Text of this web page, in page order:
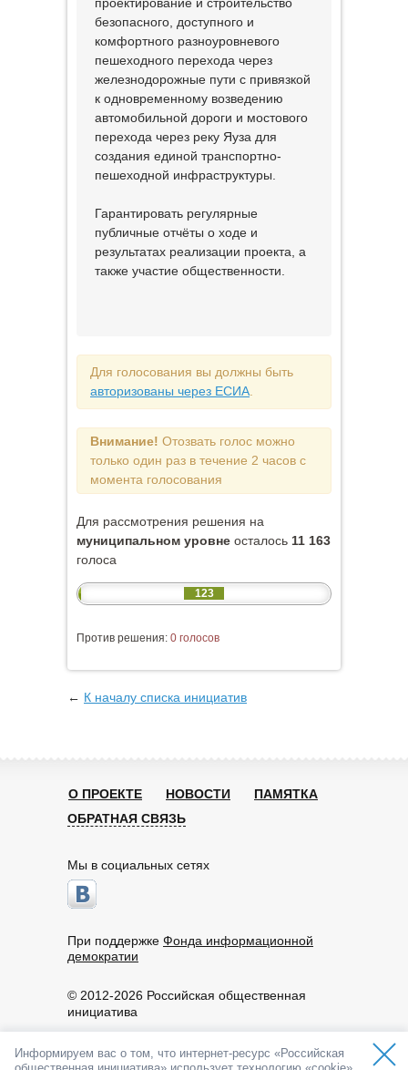
безопасного, доступного и
комфортного разноуровневого
пешеходного перехода через
железнодорожные пути с привязкой
к одновременному возведению
автомобильной дороги и мостового
перехода через реку Яуза для
создания единой транспортно-
пешеходной инфраструктуры.
Гарантировать регулярные
публичные отчёты о ходе и
результатах реализации проекта, а
также участие общественности.
Для голосования вы должны быть
авторизованы через ЕСИА
Внимание! Отозвать голос можно
только один раз в течение 2 часов с
момента голосования
Для рассмотрения решения на
муниципальном уровне осталось 11 163
голоса
123
Против решения: 0 голосов
← К началу списка инициатив
© 2012-2026 Российская общественная
инициатива
По вопросам работы портала обращайтесь:
О ПРОЕКТЕ НОВОСТИ
ПАМЯТКА
ОБРАТНАЯ СВЯЗЬ
Мы в социальных сетях
При поддержке Фонда информационной
демократии
Информируем вас о том, что интернет-ресурс «Российская